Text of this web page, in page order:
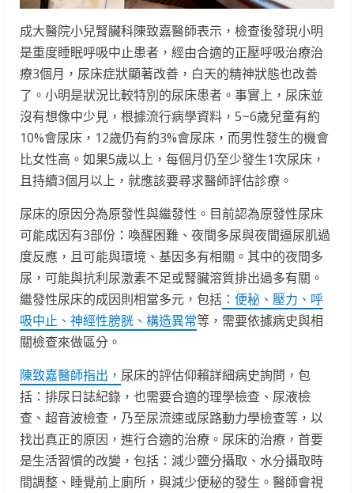
成大醫院小兒腎臟科陳致嘉醫師表示，檢查後發現小明
是重度睡眠呼吸中止患者，經由合適的正壓呼吸治療治
療3個月，尿床症狀顯著改善，白天的精神狀態也改善
了。小明是狀況比較特別的尿床患者。事實上，尿床並
沒有想像中少見，根據流行病學資料，5~6歲兒童有約
10%會尿床，12歲仍有約3%會尿床，而男性發生的機會
比女性高。如果5歲以上，每個月仍至少發生1次尿床，
且持續3個月以上，就應該要尋求醫師評估診療。
尿床的原因分為原發性與繼發性。目前認為原發性尿床
可能成因有3部份：喚醒困難、夜間多尿與夜間逼尿肌過
度反應，且可能與環境、基因多有相關。其中的夜間多
尿，可能與抗利尿激素不足或腎臟溶質排出過多有關。
繼發性尿床的成因則相當多元，包括 ：便秘、壓力、呼
吸中止、神經性膀胱、構造異常等，需要依據病史與相
關檢查來做區分。
陳致嘉醫師指出， 尿床的評估仰賴詳細病史詢問，包
括：排尿日誌紀錄，也需要合適的理學檢查、尿液檢
查、超音波檢查，乃至尿流速或尿路動力學檢查等，以
找出真正的原因，進行合適的治療。尿床的治療，首要
是生活習慣的改變，包括：減少鹽分攝取、水分攝取時
間調整、睡覺前上廁所，與減少便秘的發生。醫師會視